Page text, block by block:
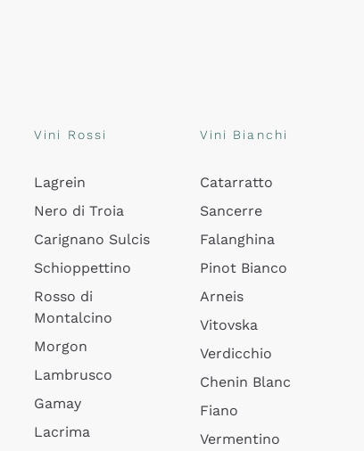
Vini Rossi
Lagrein
Nero di Troia
Carignano Sulcis
Schioppettino
Rosso di
Montalcino
Morgon
Lambrusco
Gamay
Lacrima
Vini Bianchi
Catarratto
Sancerre
Falanghina
Pinot Bianco
Arneis
Vitovska
Verdicchio
Chenin Blanc
Fiano
Vermentino